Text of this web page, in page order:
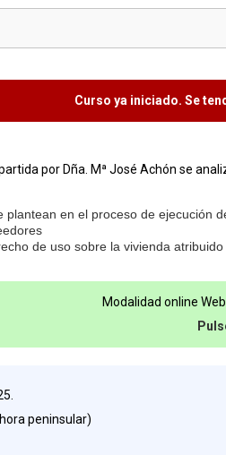
Curso ya iniciado. Se
por Dña. Mª José Achón se
plantean en el proceso de ejecución
de uso sobre la vivienda
Modalidad online
peninsular)